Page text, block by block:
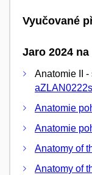
Vyučované
Jaro 2024
Anatomie II -
aZLAN0222s
Anatomie
Anatomie
Anatomy of
Anatomy of